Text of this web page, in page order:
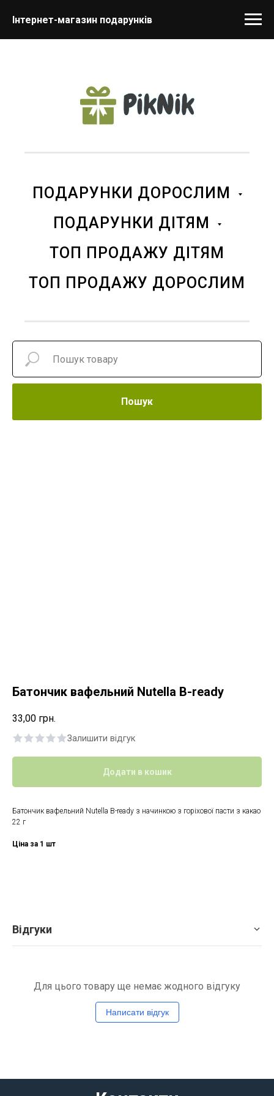
Інтернет-магазин подарунків
ПОДАРУНКИ ДОРОСЛИМ
ПОДАРУНКИ ДІТЯМ
ТОП ПРОДАЖУ ДІТЯМ
ТОП ПРОДАЖУ ДОРОСЛИМ
Пошук
Батончик вафельний Nutella B-ready
33,00 грн.
Залишити відгук
Додати в кошик
Батончик вафельний Nutella B-ready з начинкою з горіхової пасти з какао
22 г
Ціна за 1 шт
Відгуки
Для цього товару ще немає жодного відгуку
Написати відгук